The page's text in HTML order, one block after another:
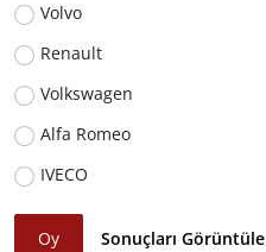
Volvo
Renault
Volkswagen
Alfa Romeo
IVECO
Oy Sonuçları Görüntüle